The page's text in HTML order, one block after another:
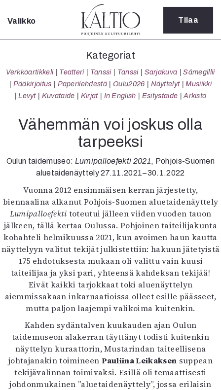
Sulje
Kategoriat
Verkkoartikkeli
Teatteri
Tanssi
Sarjakuva
Sámegillii
Pääkirjoitus
Oulu2026
Näyttelyt
Musiikki
Levyt
Kuvataide
Kirjat
In English
Esitystaide
Arkisto
Lehdet
4/2026
2–3/2026
1/2026
6/2025
5/2025 saame
5/2025
Lehtiarkisto
Valikko Tilaa
Kategoriat
Verkkoartikkeli Teatteri Tanssi Tanssi Sarjakuva
Sámegillii
Pääkirjoitus
Paperilehdestä Oulu2026 Näyttelyt
Musiikki
Levyt
Kuvataide Kirjat In English Esitystaide Arkisto
Vähemmän voi joskus olla
tarpeeksi
Oulun taidemuseo: Lumipalloefekti 2021, Pohjois-Suomen
aluetaidenäyttely 27.11.2021–30.1.2022
Vuonna 2012 ensimmäisen kerran järjestetty,
biennaalina alkanut Pohjois-Suomen aluetaidenäyttely
Lumipalloefekti toteutui jälleen viiden vuoden tauon
jälkeen, tällä kertaa Oulussa. Pohjoinen taiteilijakunta
kohahteli helmikuussa 2021, kun avoimen haun kautta
näyttelyyn valitut tekijät julkistettiin: hakuun jätetyistä
175 ehdotuksesta mukaan oli valittu vain kuusi
taiteilijaa ja yksi pari, yhteensä kahdeksan tekijää!
Eivät kaikki tarjokkaat toki aluenäyttelyn
aiemmissakaan inkarnaatioissa olleet esille päässeet,
mutta paljon laajempi valikoima kuitenkin.
Kahden sydäntalven kuukauden ajan Oulun
taidemuseon alakerran täyttänyt todisti kuitenkin
näyttelyn kuraattorin, Mustarindan taiteellisena
johtajanakin toimineen Pauliina Leikaksen suppean
tekijävalinnan toimivaksi. Esillä oli temaattisesti
johdonmukainen ”aluetaidenäyttely”, jossa erilaisin